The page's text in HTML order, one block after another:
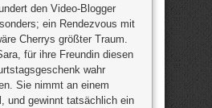
den Video-Blogger
ein Rendezvous mit
Cherrys größter Traum.
für ihre Freundin diesen
wahr
Sie nimmt an einem
und gewinnt tatsächlich ein